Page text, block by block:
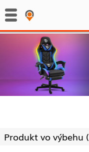
Produkt vo výbehu (